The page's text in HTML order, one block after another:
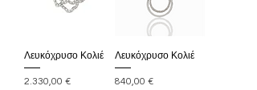
Λευκόχρυσο Κολιέ
Τιμή
2.330,00 €
Λευκόχρυσο Κολιέ
Τιμή
840,00 €